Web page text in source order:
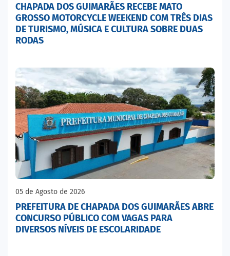
CHAPADA DOS GUIMARÃES RECEBE MATO
GROSSO MOTORCYCLE WEEKEND COM TRÊS DIAS
DE TURISMO, MÚSICA E CULTURA SOBRE DUAS
RODAS
05 de Agosto de 2026
PREFEITURA DE CHAPADA DOS GUIMARÃES ABRE
CONCURSO PÚBLICO COM VAGAS PARA
DIVERSOS NÍVEIS DE ESCOLARIDADE